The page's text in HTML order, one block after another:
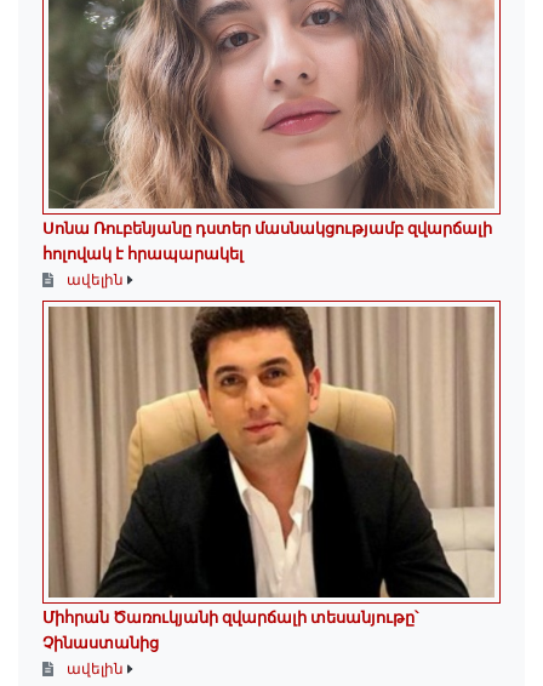
Սոնա Ռուբենյանը դստեր մասնակցությամբ զվարճալի
հոլովակ է հրապարակել
ավելին
Միհրան Ծառուկյանի զվարճալի տեսանյութը՝
Չինաստանից
ավելին